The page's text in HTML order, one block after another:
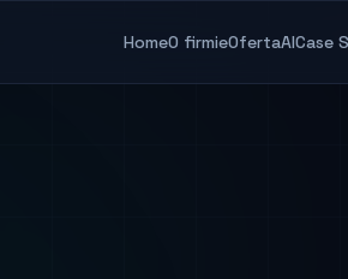
HomeO firmieOfertaAICase